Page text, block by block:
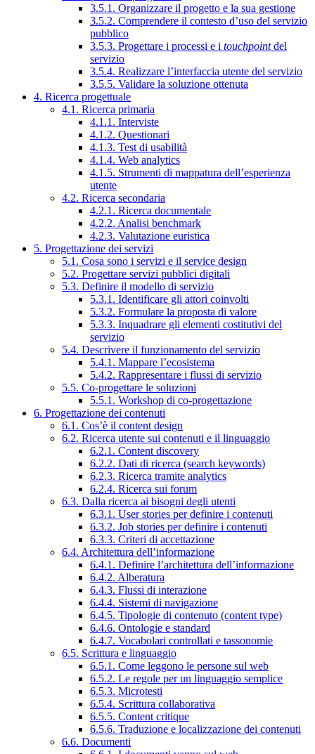
3.5.1. Organizzare il progetto e la sua gestione
3.5.2. Comprendere il contesto d’uso del servizio
pubblico
3.5.3. Progettare i processi e i touchpointdel
servizio
3.5.4. Realizzare l’interfaccia utente del servizio
3.5.5. Validare la soluzione ottenuta
4. Ricerca progettuale
4.1. Ricerca primaria
4.1.1. Interviste
4.1.2. Questionari
4.1.3. Test di usabilità
4.1.4. Web analytics
4.1.5. Strumenti di mappatura dell’esperienza
utente
4.2. Ricerca secondaria
4.2.1. Ricerca documentale
4.2.2. Analisi benchmark
4.2.3. Valutazione euristica
5. Progettazione dei servizi
5.1. Cosa sono i servizi e il service design
5.2. Progettare servizi pubblici digitali
5.3. Definire il modello di servizio
5.3.1. Identificare gli attori coinvolti
5.3.2. Formulare la proposta di valore
5.3.3. Inquadrare gli elementi costitutivi del
servizio
5.4. Descrivere il funzionamento del servizio
5.4.1. Mappare l’ecosistema
5.4.2. Rappresentare i flussi di servizio
5.5. Co-progettare le soluzioni
5.5.1. Workshop di co-progettazione
6. Progettazione dei contenuti
6.1. Cos’è il content design
6.2. Ricerca utente sui contenuti e il linguaggio
6.2.1. Content discovery
6.2.2. Dati di ricerca (search keywords)
6.2.3. Ricerca tramite analytics
6.2.4. Ricerca sui forum
6.3. Dalla ricerca ai bisogni degli utenti
6.3.1. User stories per definire i contenuti
6.3.2. Job stories per definire i contenuti
6.3.3. Criteri di accettazione
6.4. Architettura dell’informazione
6.4.1. Definire l’architettura dell’informazione
6.4.2. Alberatura
6.4.3. Flussi di interazione
6.4.4. Sistemi di navigazione
6.4.5. Tipologie di contenuto (content type)
6.4.6. Ontologie e standard
6.4.7. Vocabolari controllati e tassonomie
6.5. Scrittura e linguaggio
6.5.1. Come leggono le persone sul web
6.5.2. Le regole per un linguaggio semplice
6.5.3. Microtesti
6.5.4. Scrittura collaborativa
6.5.5. Content critique
6.5.6. Traduzione e localizzazione dei contenuti
6.6. Documenti